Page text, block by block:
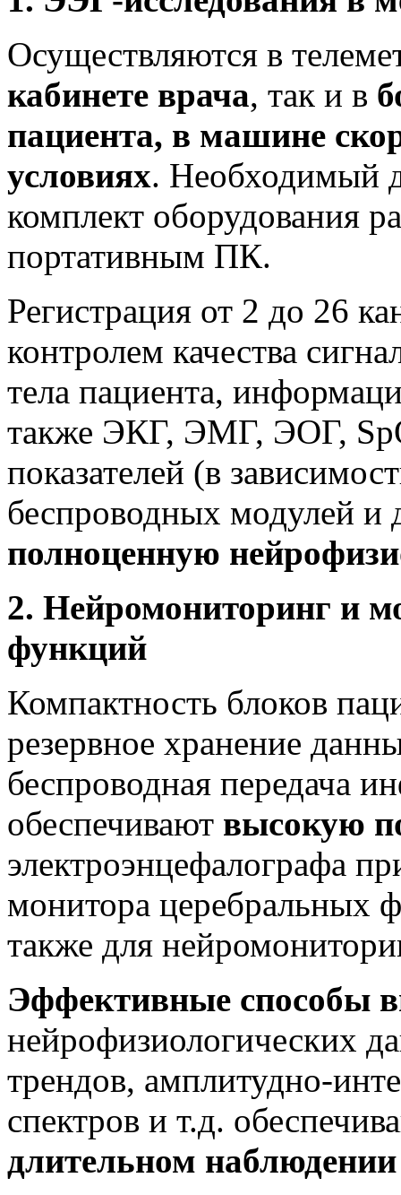
Осуществляются в
кабинете врача, так и в
пациента, в машине
условиях. Необходимый
комплект оборудования
портативным ПК.
Регистрация от 2 до 26
контролем качества
тела пациента,
также ЭКГ, ЭМГ, ЭОГ,
показателей (в
беспроводных модулей и
полноценную
2. Нейромониторинг и
функций
Компактность блоков
резервное хранение
беспроводная передача
обеспечивают высокую
электроэнцефалографа
монитора церебральных
также для
Эффективные способы
нейрофизиологических
трендов, амплитудно-
спектров и т.д.
длительном